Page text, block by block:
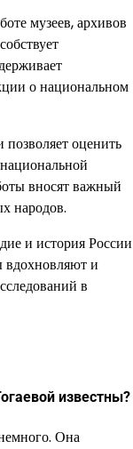
музеев, архивов
о национальном
оценить
вносят важный
народов.
и история России
и
в
известны?
Она